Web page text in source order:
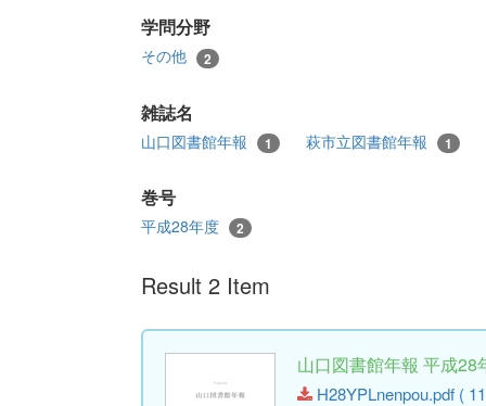
学問分野
その他 2
雑誌名
山口図書館年報 1 萩市立図書館年報 1
巻号
平成28年度 2
Result 2 Item
山口図書館年報 平成28
H28YPLnenpou.pdf (